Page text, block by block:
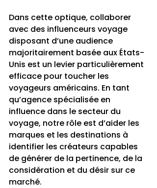
Dans cette optique, collaborer
avec des influenceurs voyage
disposant d’une audience
majoritairement basée aux États-
Unis est un levier particulièrement
efficace pour toucher les
voyageurs américains. En tant
qu’agence spécialisée en
influence dans le secteur du
voyage, notre rôle est d’aider les
marques et les destinations à
identifier les créateurs capables
de générer de la pertinence, de la
considération et du désir sur ce
marché.